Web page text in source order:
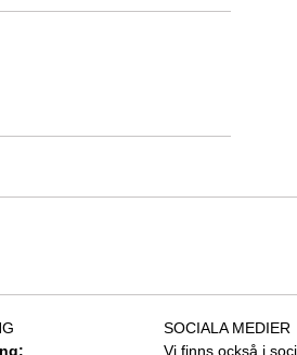
SOCIALA MEDIER
Vi finns också i